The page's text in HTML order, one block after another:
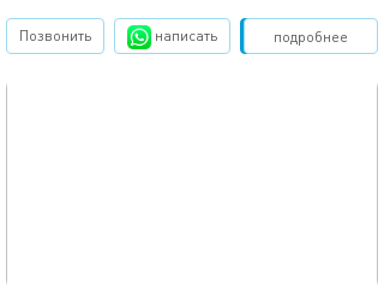
подробнее
Позвонить написать Забронировать